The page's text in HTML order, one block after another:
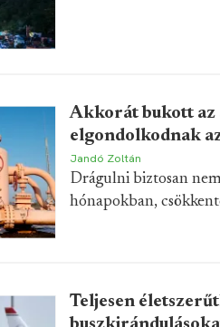
Akkorát bukott az
elgondolkodnak
Jandó Zoltán
Drágulni biztosan
hónapokban,
Teljesen